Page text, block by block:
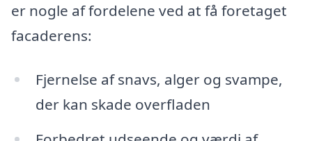
er nogle af fordelene ved at få foretaget
facaderens:
Fjernelse af snavs, alger og svampe,
der kan skade overfladen